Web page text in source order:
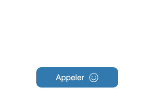
Appeler